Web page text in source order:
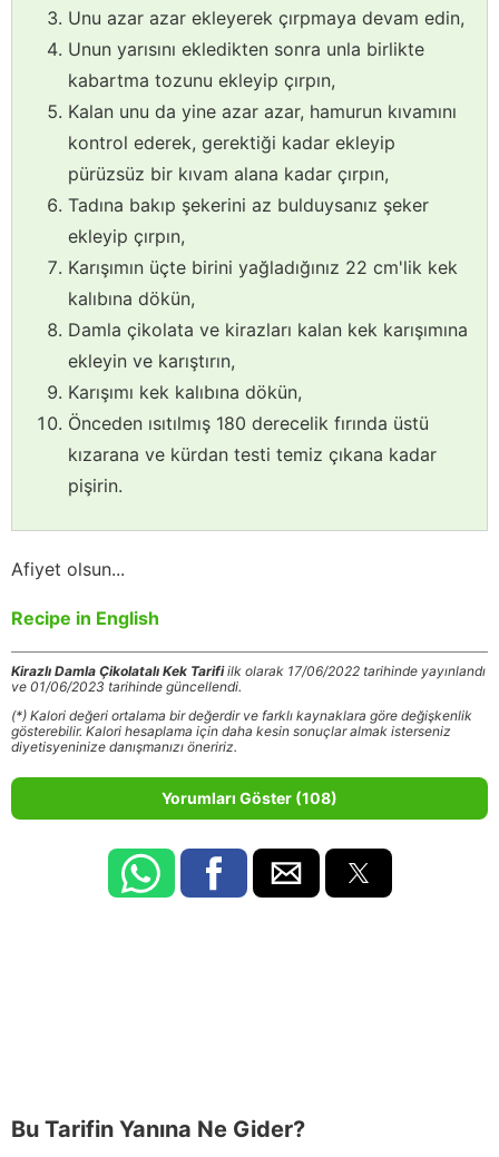
Unu azar azar ekleyerek çırpmaya devam edin,
Unun yarısını ekledikten sonra unla birlikte
kabartma tozunu ekleyip çırpın,
Kalan unu da yine azar azar, hamurun kıvamını
kontrol ederek, gerektiği kadar ekleyip
pürüzsüz bir kıvam alana kadar çırpın,
Tadına bakıp şekerini az bulduysanız şeker
ekleyip çırpın,
Karışımın üçte birini yağladığınız 22 cm'lik kek
kalıbına dökün,
Damla çikolata ve kirazları kalan kek karışımına
ekleyin ve karıştırın,
Karışımı kek kalıbına dökün,
Önceden ısıtılmış 180 derecelik fırında üstü
kızarana ve kürdan testi temiz çıkana kadar
pişirin.
Afiyet olsun...
Recipe in English
Kirazlı Damla Çikolatalı Kek Tarifiilk olarak 17/06/2022 tarihinde yayınlandı
ve 01/06/2023 tarihinde güncellendi.
(*) Kalori değeri ortalama bir değerdir ve farklı kaynaklara göre değişkenlik
gösterebilir. Kalori hesaplama için daha kesin sonuçlar almak isterseniz
diyetisyeninize danışmanızı öneririz.
Yorumları Göster (108)
Bu Tarifin Yanına Ne Gider?